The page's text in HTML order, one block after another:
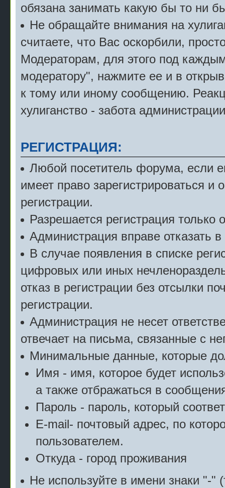
обязана занимать какую бы то ни
Не обращайте внимания на
считаете, что Вас оскорбили,
Модераторам, для этого под
модератору", нажмите ее и в
к тому или иному сообщению.
хулиганство - забота
РЕГИСТРАЦИЯ:
Любой посетитель форума, если
имеет право зарегистрироваться и
регистрации.
Разрешается регистрация только
Администрация вправе отказать
В случае появления в списке
цифровых или иных
отказ в регистрации без отсылки
регистрации.
Администрация не несет
отвечает на письма, связанные с
Минимальные данные, которые
Имя - имя, которое будет
а также отбражаться в
Пароль - пароль, который
E-mail- почтовый адрес, по
пользователем.
Откуда - город проживания
Не используйте в имени знаки "-"